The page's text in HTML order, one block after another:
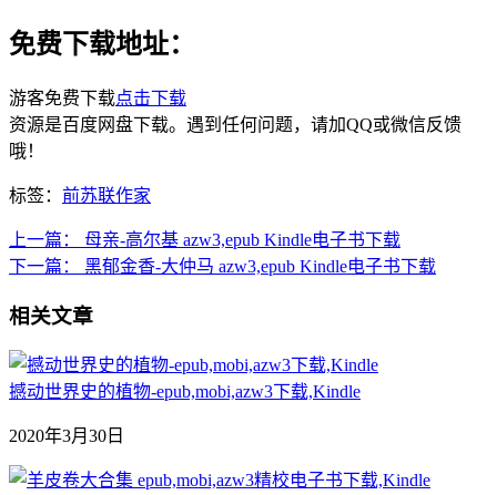
免费下载地址：
游客免费下载点击下载
资源是百度网盘下载。遇到任何问题，请加QQ或微信反馈
哦！
标签： 前苏联作家
上一篇：
母亲-高尔基 azw3,epub Kindle电子书下载
下一篇：
黑郁金香-大仲马 azw3,epub Kindle电子书下载
相关文章
撼动世界史的植物-epub,mobi,azw3下载,Kindle
2020年3月30日